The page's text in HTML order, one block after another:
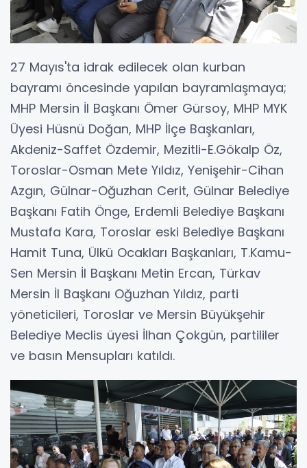
27 Mayıs'ta idrak edilecek olan kurban
bayramı öncesinde yapılan bayramlaşmaya;
MHP Mersin İl Başkanı Ömer Gürsoy, MHP MYK
Üyesi Hüsnü Doğan, MHP İlçe Başkanları,
Akdeniz-Saffet Özdemir, Mezitli-E.Gökalp Öz,
Toroslar-Osman Mete Yıldız, Yenişehir-Cihan
Azgın, Gülnar-Oğuzhan Cerit, Gülnar Belediye
Başkanı Fatih Önge, Erdemli Belediye Başkanı
Mustafa Kara, Toroslar eski Belediye Başkanı
Hamit Tuna, Ülkü Ocakları Başkanları, T.Kamu-
Sen Mersin İl Başkanı Metin Ercan, Türkav
Mersin İl Başkanı Oğuzhan Yıldız, parti
yöneticileri, Toroslar ve Mersin Büyükşehir
Belediye Meclis üyesi İlhan Çokgün, partililer
ve basın Mensupları katıldı.